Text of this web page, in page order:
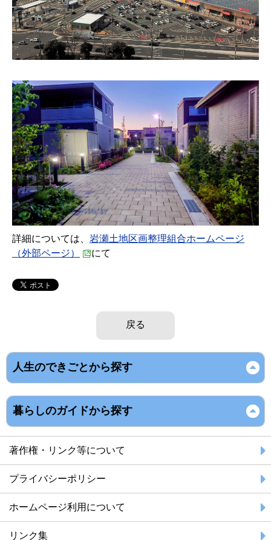
詳細については、 岩瀬土地区画整理組合ホームページ
（外部ページ）
にて
戻る
人生のできごとから探す
暮らしのガイドから探す
著作権・リンク等について
プライバシーポリシー
ホームページ利用について
リンク集